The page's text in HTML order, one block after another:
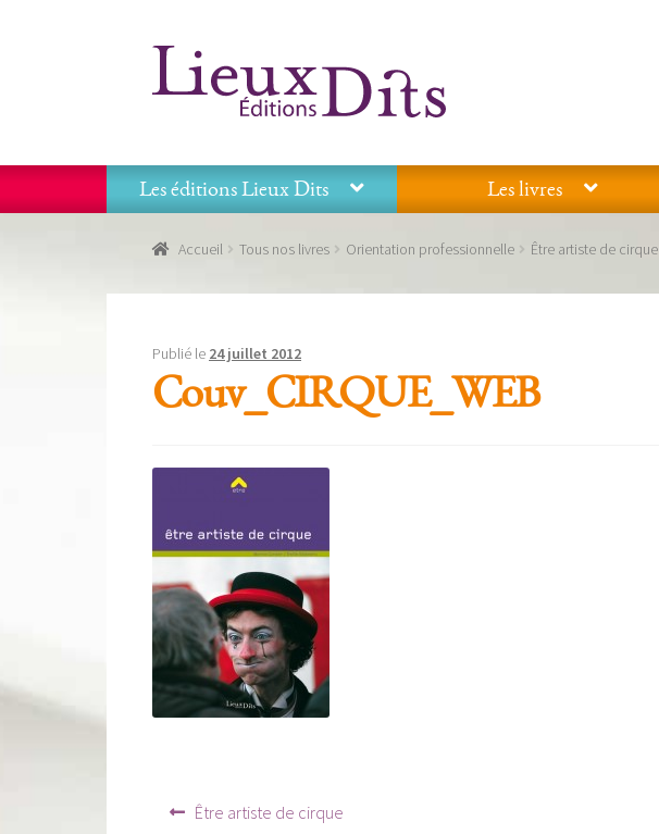
Aller
à
Aller
au
Les éditions Lieux Dits Les livres
Accueil Tous nos livres Orientation professionnelle Être artiste de cirque
Publié le 24 juillet 2012
Couv_CIRQUE_WEB
Navigation
Article
Être artiste de cirque